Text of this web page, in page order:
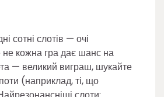
сотні слотів — очі
не кожна гра дає шанс на
— великий виграш, шукайте
(наприклад, ті, що